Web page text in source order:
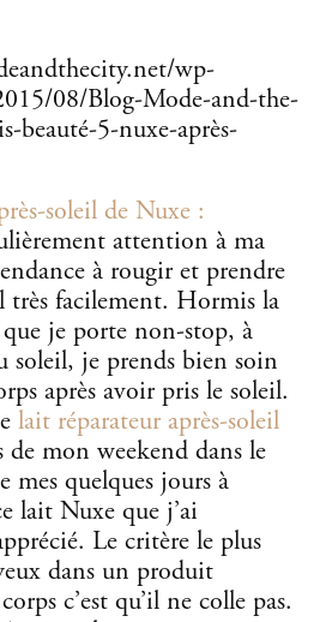
soleil de Nuxe :
attention à ma
à rougir et prendre
très facilement. Hormis la
je porte non-stop, à
soleil, je prends bien soin
après avoir pris le soleil.
lait réparateur après-soleil
de mon weekend dans le
mes quelques jours à
lait Nuxe que j’ai
Le critère le plus
dans un produit
c’est qu’il ne colle pas.